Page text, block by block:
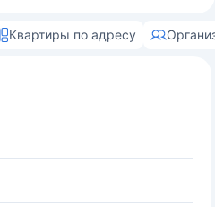
Квартиры по адресу